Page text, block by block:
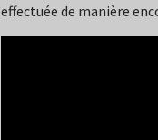
effectuée de manière